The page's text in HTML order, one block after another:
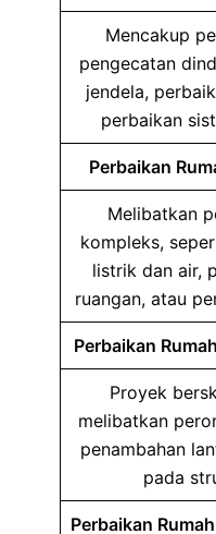
Mencakup
pengecatan
jendela,
perbaikan
Perbaikan
Melibatkan
kompleks,
listrik dan air,
ruangan, atau
Perbaikan
Proyek
melibatkan
penambahan
pada
Perbaikan